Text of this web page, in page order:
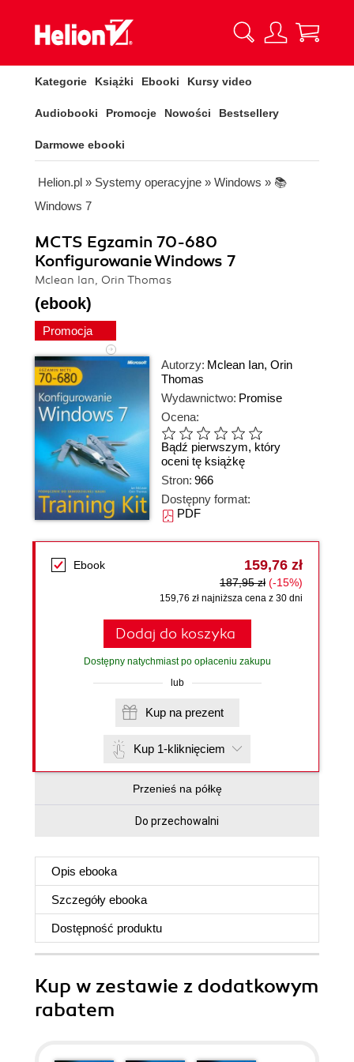
Kategorie Książki Ebooki Kursy video
Audiobooki Promocje Nowości Bestsellery
Darmowe ebooki
Helion.pl » Systemy operacyjne » Windows » 📚
Windows 7
MCTS Egzamin 70-680
Konfigurowanie Windows 7
Mclean Ian, Orin Thomas
(ebook)
Promocja
Autorzy: Mclean Ian, Orin
Thomas
Wydawnictwo: Promise
Ocena:
Bądź pierwszym, który
oceni tę książkę
Stron: 966
Dostępny format:
PDF
Ebook 159,76 zł
187,95 zł (-15%)
159,76 zł najniższa cena z 30 dni
Dodaj do koszyka
Dostępny natychmiast po opłaceniu zakupu
lub
Kup na prezent
Kup 1-kliknięciem
Przenieś na półkę
Do przechowalni
Opis ebooka
Szczegóły ebooka
Dostępność produktu
Kup w zestawie z dodatkowym
rabatem